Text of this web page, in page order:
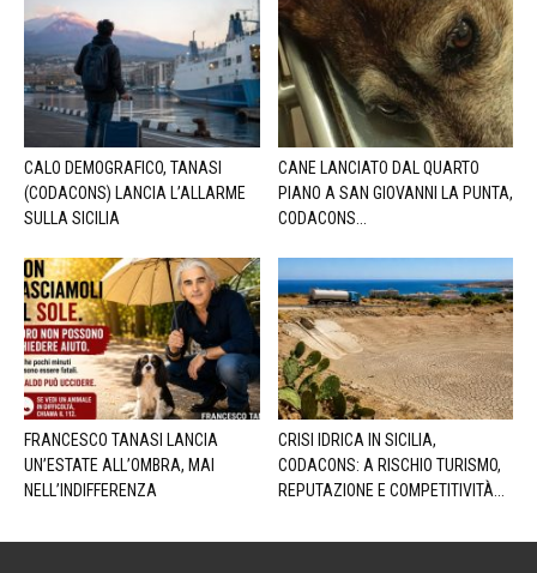
CALO DEMOGRAFICO, TANASI
(CODACONS) LANCIA L’ALLARME
SULLA SICILIA
CANE LANCIATO DAL QUARTO
PIANO A SAN GIOVANNI LA PUNTA,
CODACONS...
FRANCESCO TANASI LANCIA
UN’ESTATE ALL’OMBRA, MAI
NELL’INDIFFERENZA
CRISI IDRICA IN SICILIA,
CODACONS: A RISCHIO TURISMO,
REPUTAZIONE E COMPETITIVITÀ...